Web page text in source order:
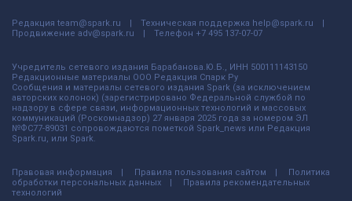
Редакция team@spark.ru Техническая поддержка help@spark.ru
Продвижение adv@spark.ru Телефон +7 495 137-07-07
Учредитель сетевого издания Барабанова.Ю.Б., ИНН 500111143150
Редакционные материалы ООО Редакция Спарк Ру
Сообщения и материалы сетевого издания Spark (за исключением
авторских колонок) (зарегистрировано Федеральной службой по
надзору в сфере связи, информационных технологий и массовых
коммуникаций (Роскомнадзор) 27 января 2025 года за номером ЭЛ
№ФС77-89031 сопровождаются пометкой Spark_news или Редакция
Spark.ru, или Spark.
Правовая информация Правила пользования сайтом
Политика
обработки персональных данных
Правила рекомендательных
технологий